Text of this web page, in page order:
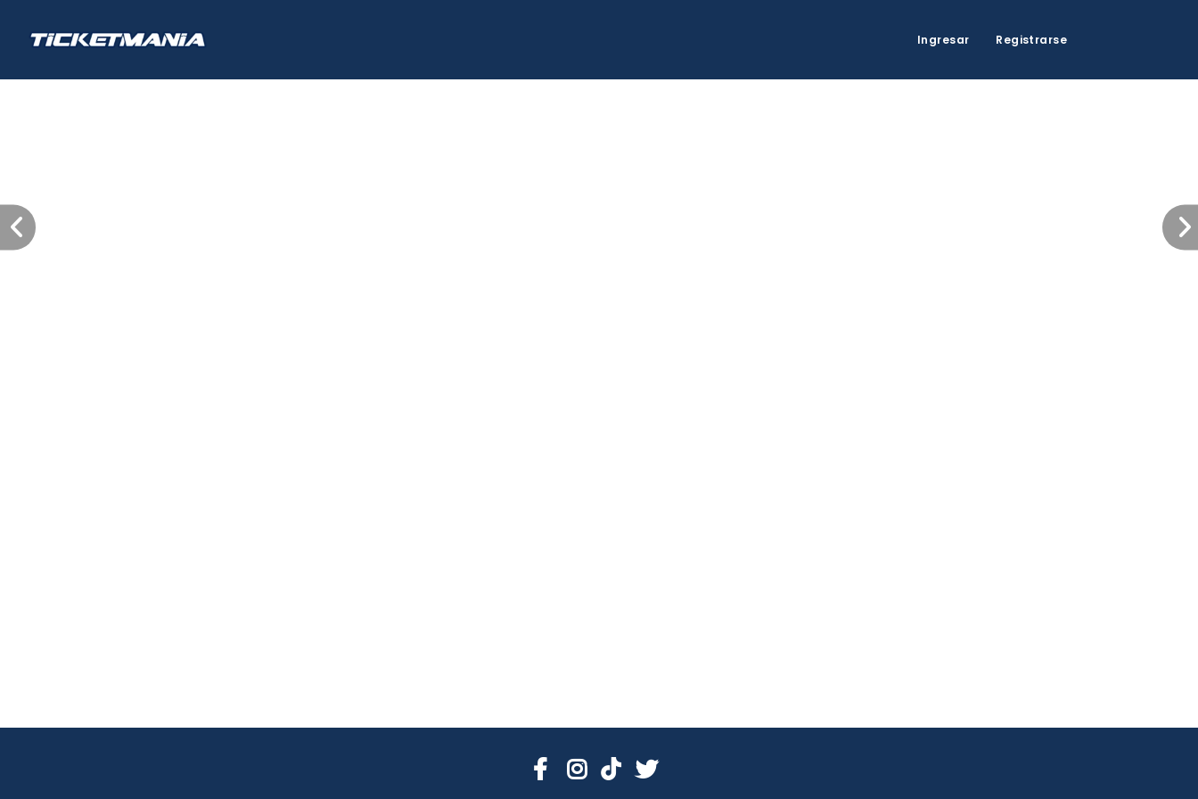
Ingresar Registrarse